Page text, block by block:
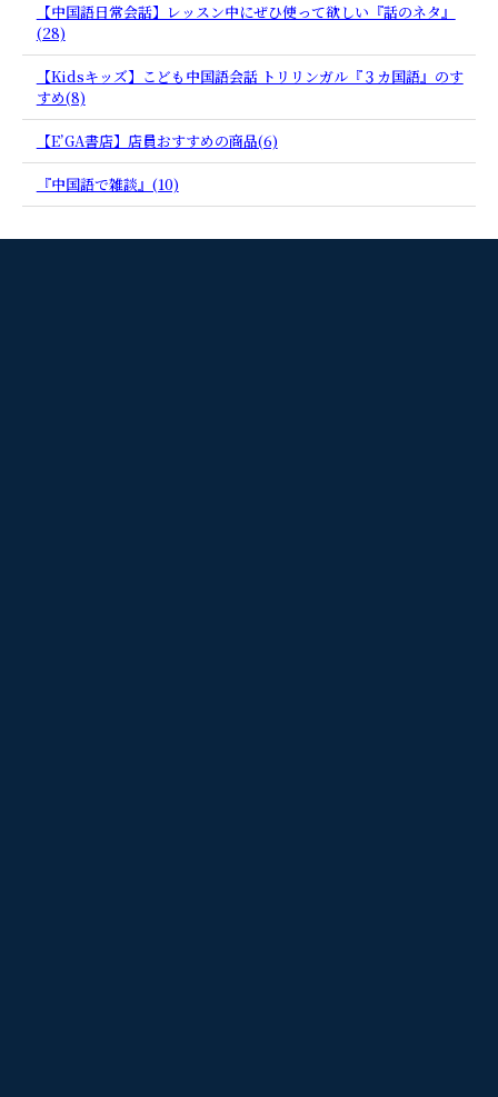
【中国語日常会話】レッスン中にぜひ使って欲しい『話のネタ』
(28)
【Kidsキッズ】こども中国語会話 トリリンガル『３カ国語』のす
すめ(8)
【E’GA書店】店員おすすめの商品(6)
『中国語で雑談』(10)